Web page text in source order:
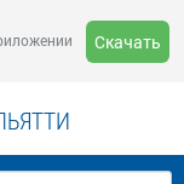
Скачать